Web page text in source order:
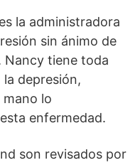
la administradora
sin ánimo de
Nancy tiene toda
depresión,
lo
enfermedad.
son revisados por